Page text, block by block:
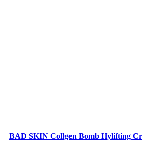
BAD SKIN Collgen Bomb Hylifting